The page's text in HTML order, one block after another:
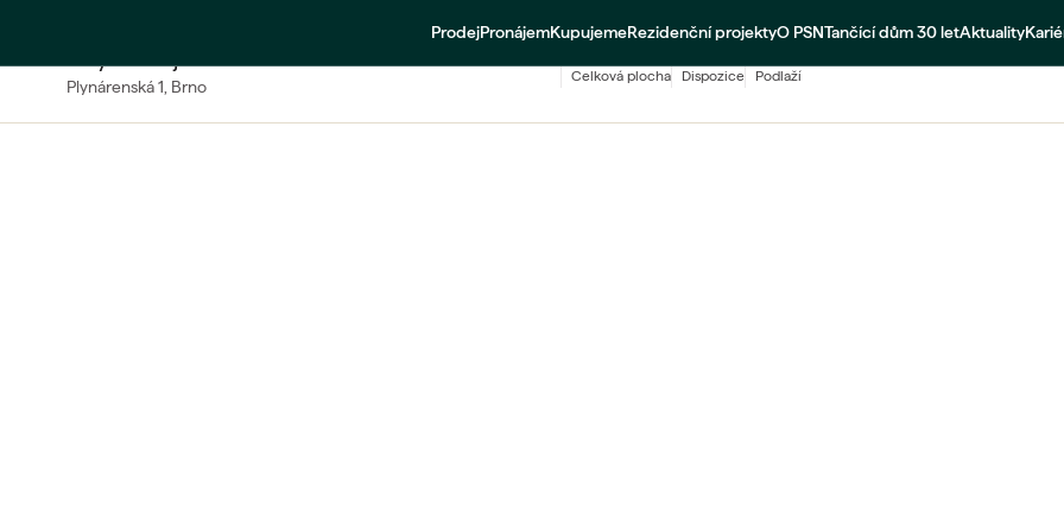
ProdejPronájemKupujemeRezidenční projektyO PSNTančící dům 30 letAktuality
Ubytovací jednotka 1+kk
Plynárenská1 , Brno
celková plocha dispozice podlaží